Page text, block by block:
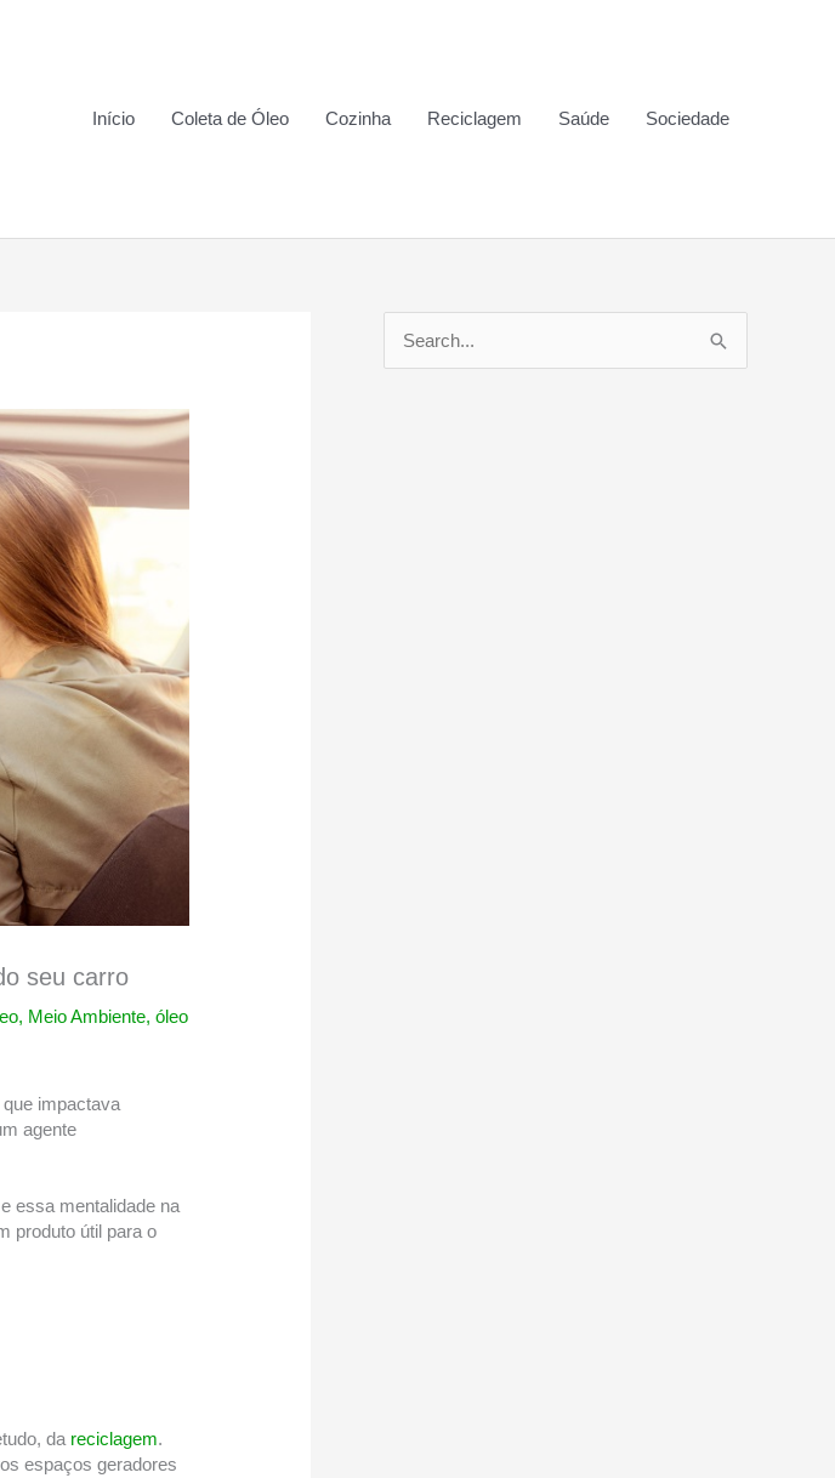
Início Coleta de Óleo Cozinha Reciclagem Saúde Sociedade
seu carro
, Meio Ambiente,óleo
que impactava
agente
e essa mentalidade na
produto útil para o
da reciclagem.
espaços geradores
e